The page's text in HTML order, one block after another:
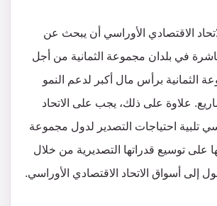
الاقتصادي الأوراسي أن يبحث عن
في بلدان مجموعة الثمانية من أجل
الثمانية برأس مال أكبر لدعم النمو
علاوة على ذلك، يجب على الاتحاد
تلبية احتياجات التصدير لدول مجموعة
على توسيع قدراتها التصديرية من خلال
إلى أسواق الاتحاد الاقتصادي الأوراسي.